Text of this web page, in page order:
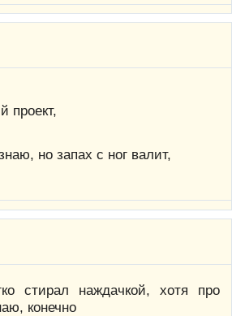
проект,
но запах с ног валит,
стирал наждачкой, хотя про
конечно